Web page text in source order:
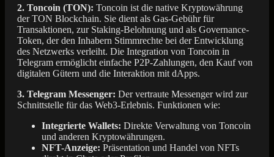
2. Toncoin (TON): Toncoin ist die native Kryptowährung
der TON Blockchain. Sie dient als Gas-Gebühr für
Transaktionen, zur Staking-Belohnung und als Governance-
Token, der den Inhabern Stimmrechte bei der Entwicklung
des Netzwerks verleiht. Die Integration von Toncoin in
Telegram ermöglicht einfache P2P-Zahlungen, den Kauf von
digitalen Gütern und die Interaktion mit dApps.
3. Telegram Messenger: Der vertraute Messenger wird zur
Schnittstelle für das Web3-Erlebnis. Funktionen wie:
Integrierte Wallets: Direkte Verwaltung von Toncoin
und anderen Kryptowährungen.
NFT-Anzeige: Präsentation und Handel von NFTs